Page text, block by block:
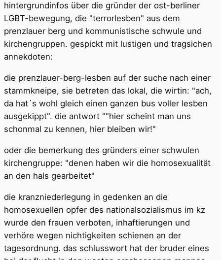
hintergrundinfos über die gründer der ost-berliner
LGBT-bewegung, die "terrorlesben" aus dem
prenzlauer berg und kommunistische schwule und
kirchengruppen. gespickt mit lustigen und tragsichen
annekdoten:
die prenzlauer-berg-lesben auf der suche nach einer
stammkneipe, sie betreten das lokal, die wirtin: "ach,
da hat´s wohl gleich einen ganzen bus voller lesben
ausgekippt". die antwort ""hier scheint man uns
schonmal zu kennen, hier bleiben wir!"
oder die bemerkung des gründers einer schwulen
kirchengruppe: "denen haben wir die homosexualität
an den hals gearbeitet"
die kranzniederlegung in gedenken an die
homosexuellen opfer des nationalsozialismus im kz
wurde den frauen verboten, inhaftierungen und
verhöre wegen nichtigkeiten schienen an der
tagesordnung. das schlusswort hat der bruder eines